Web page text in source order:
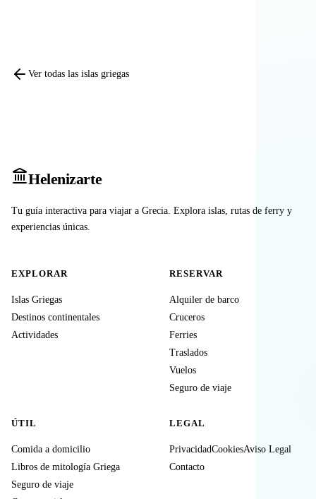
Ver todas las islas griegas
Helenizarte
Tu guía interactiva para viajar a Grecia. Explora islas, rutas de ferry y
experiencias únicas.
EXPLORAR
Islas Griegas
Destinos continentales
Actividades
RESERVAR
Alquiler de barco
Cruceros
Ferries
Traslados
Vuelos
Seguro de viaje
ÚTIL
Comida a domicilio
Libros de mitología Griega
Seguro de viaje
LEGAL
PrivacidadCookiesAviso Legal
Contacto